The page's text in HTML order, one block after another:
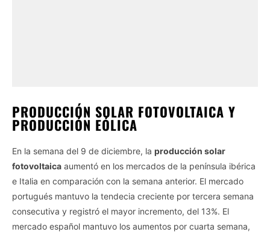
PRODUCCIÓN SOLAR FOTOVOLTAICA Y
PRODUCCIÓN EÓLICA
En la semana del 9 de diciembre, la producción solar
fotovoltaica aumentó en los mercados de la península ibérica
e Italia en comparación con la semana anterior. El mercado
portugués mantuvo la tendecia creciente por tercera semana
consecutiva y registró el mayor incremento, del 13%. El
mercado español mantuvo los aumentos por cuarta semana,